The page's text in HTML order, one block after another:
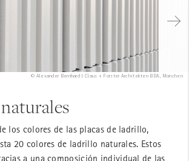
© Alexander Bernhard | Claus + Forster Architekten BDA, München
los colores de las placas de ladrillo,
20 colores de ladrillo naturales. Estos
a una composición individual de las